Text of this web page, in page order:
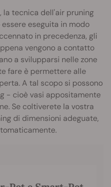
la tecnica dell'air pruning
eseguita in modo
in precedenza, gli
vengono a contatto
a svilupparsi nelle zone
fare è permettere alle
A tal scopo si possono
- cioè vasi appositamente
Se coltiverete la vostra
di dimensioni adeguate,